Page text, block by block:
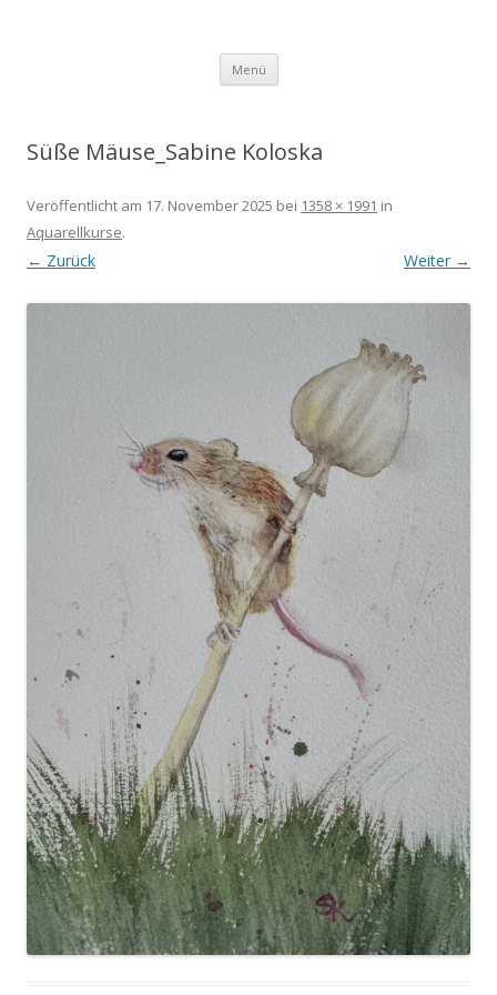
Menü Zum Inhalt springen
Süße Mäuse_Sabine Koloska
Veröffentlicht am 17. November 2025 bei 1358 × 1991 in
Aquarellkurse.
← Zurück Weiter →